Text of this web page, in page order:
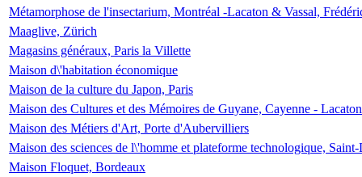
Métamorphose de l'insectarium, Montréal -Lacaton & Vassal,
Maaglive, Zürich
Magasins généraux, Paris la Villette
Maison d\'habitation économique
Maison de la culture du Japon, Paris
Maison des Cultures et des Mémoires de Guyane, Cayenne -
Maison des Métiers d'Art, Porte d'Aubervilliers
Maison des sciences de l\'homme et plateforme technologique,
Maison Floquet, Bordeaux